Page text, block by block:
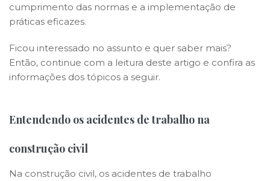
cumprimento das normas e a implementação de
práticas eficazes.
Ficou interessado no assunto e quer saber mais?
Então, continue com a leitura deste artigo e confira as
informações dos tópicos a seguir.
Entendendo os acidentes de trabalho na
construção civil
Na construção civil, os acidentes de trabalho